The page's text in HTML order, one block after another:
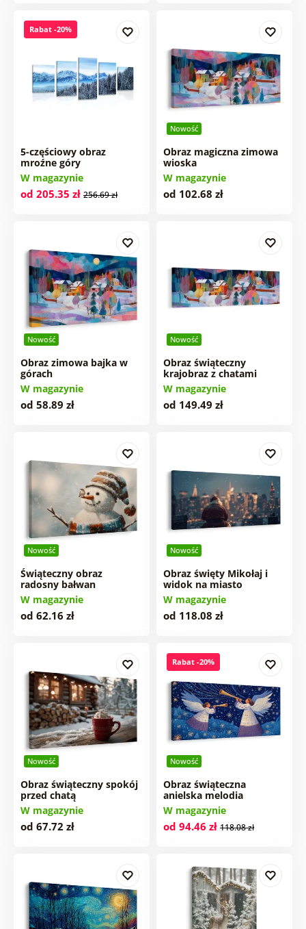
Rabat -20%
5-częściowy obraz
mroźne góry
W magazynie
od 205.35 zł 256.69 zł
Nowość
Obraz magiczna zimowa
wioska
W magazynie
od 102.68 zł
Nowość
Obraz zimowa bajka w
górach
W magazynie
od 58.89 zł
Nowość
Obraz świąteczny
krajobraz z chatami
W magazynie
od 149.49 zł
Nowość
Świąteczny obraz
radosny bałwan
W magazynie
od 62.16 zł
Nowość
Obraz święty Mikołaj i
widok na miasto
W magazynie
od 118.08 zł
Nowość
Obraz świąteczny spokój
przed chatą
W magazynie
od 67.72 zł
Nowość
Rabat -20%
Obraz świąteczna
anielska melodia
W magazynie
od 94.46 zł 118.08 zł